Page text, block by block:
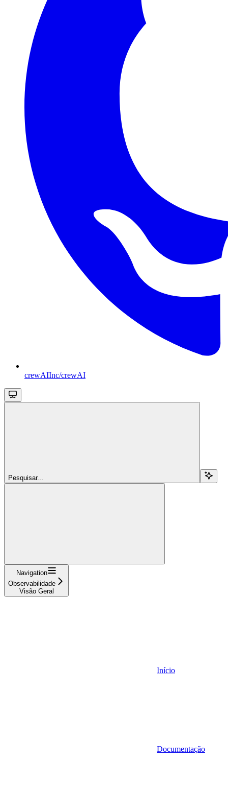
crewAIInc/crewAI
Pesquisar...
Navigation
Observabilidade
Visão Geral
Início
Documentação